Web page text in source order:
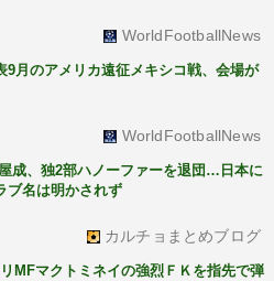
WorldFootballNews
月のアメリカ遠征メキシコ戦、会場が
WorldFootballNews
成、独2部ハノーファーを退団…日本に
ブ名は明かされず
カルチョまとめブログ
MFマクトミネイの強烈ＦＫを指先で弾